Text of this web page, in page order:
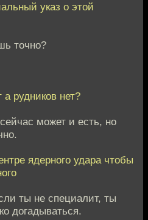
указ о этой
точно?
рудников нет?
может и есть, но
ядерного удара чтобы
ты не специалит, ты
догадываться.